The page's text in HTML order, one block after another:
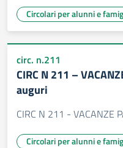
Circolari per alunni e
circ. n.211
CIRC N 211 –
auguri
CIRC N 211 - VACANZE
Circolari per alunni e